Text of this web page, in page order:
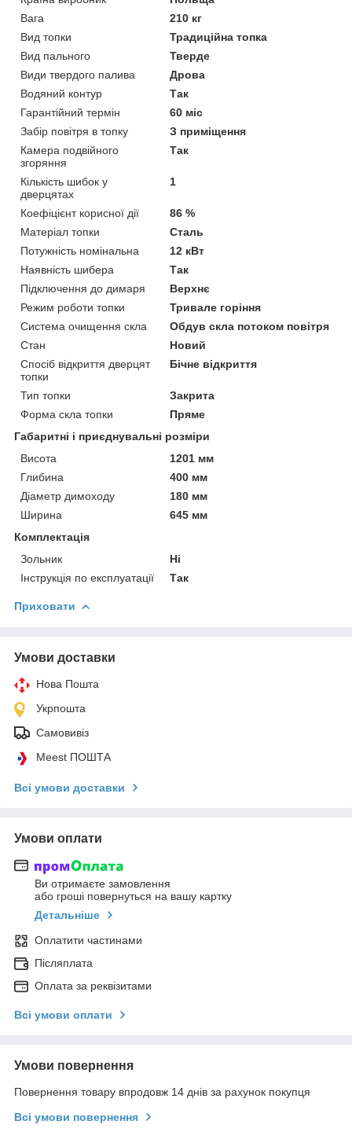
Вага
210 кг
Вид топки
Традиційна топка
Вид пального
Тверде
Види твердого палива
Дрова
Водяний контур
Так
Гарантійний термін
60 міс
Забір повітря в топку
З приміщення
Камера подвійного
згоряння
Так
Кількість шибок у
дверцятах
1
Коефіцієнт корисної дії
86 %
Матеріал топки
Сталь
Потужність номінальна
12 кВт
Наявність шибера
Так
Підключення до димаря
Верхнє
Режим роботи топки
Тривале горіння
Система очищення скла
Обдув скла потоком повітря
Стан
Новий
Спосіб відкриття дверцят
топки
Бічне відкриття
Тип топки
Закрита
Форма скла топки
Пряме
Габаритні і приєднувальні розміри
Висота
1201 мм
Глибина
400 мм
Діаметр димоходу
180 мм
Ширина
645 мм
Комплектація
Зольник
Ні
Інструкція по експлуатації
Так
Приховати
Умови доставки
Нова Пошта
Укрпошта
Самовивіз
Meest ПОШТА
Всі умови доставки
Умови оплати
Ви отримаєте замовлення
або гроші повернуться на вашу картку
Детальніше
Оплатити частинами
Післяплата
Оплата за реквізитами
Всі умови оплати
Умови повернення
Повернення товару впродовж 14 днів за рахунок покупця
Всі умови повернення